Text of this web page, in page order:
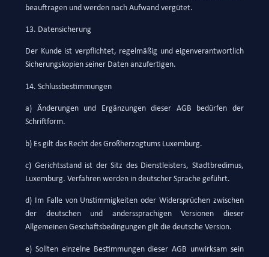
beauftragen und werden nach Aufwand vergütet.
13. Datensicherung
Der Kunde ist verpflichtet, regelmäßig und eigenverantwortlich
Sicherungskopien seiner Daten anzufertigen.
14. Schlussbestimmungen
a) Änderungen und Ergänzungen dieser AGB bedürfen der
Schriftform.
b) Es gilt das Recht des Großherzogtums Luxemburg.
c) Gerichtsstand ist der Sitz des Dienstleisters, Stadtbredimus,
Luxemburg. Verfahren werden in deutscher Sprache geführt.
d) Im Falle von Unstimmigkeiten oder Widersprüchen zwischen
der deutschen und anderssprachigen Versionen dieser
Allgemeinen Geschäftsbedingungen gilt die deutsche Version.
e) Sollten einzelne Bestimmungen dieser AGB unwirksam sein